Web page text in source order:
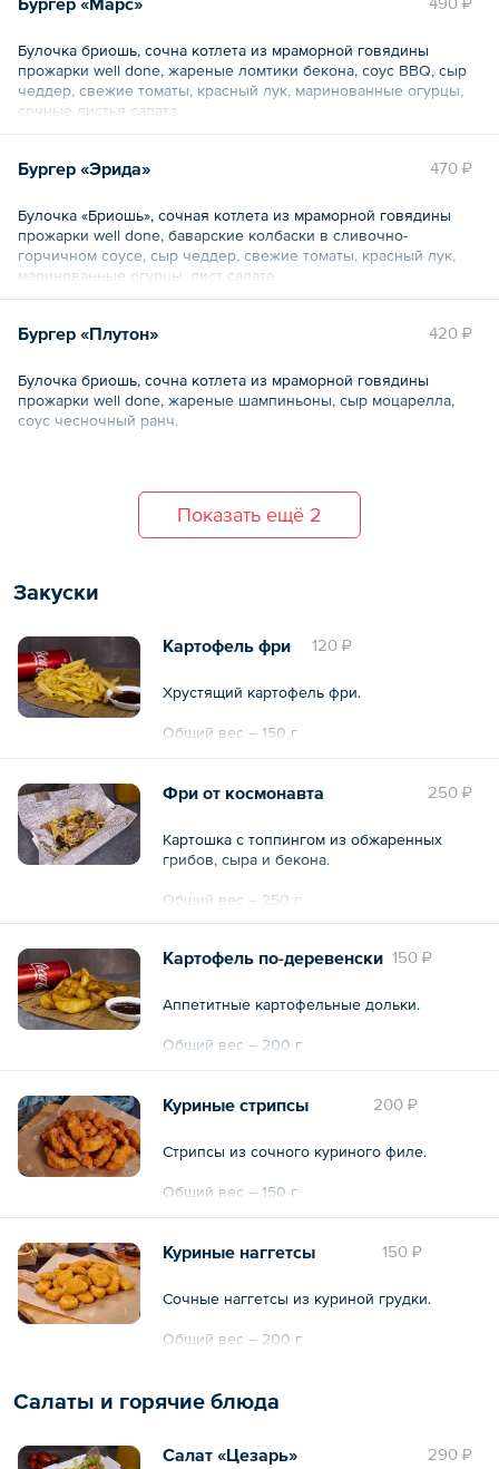
Булочка бриошь, сочна котлета из мраморной говядины
прожарки well done, жареные ломтики бекона, соус BBQ, сыр
чеддер, свежие томаты, красный лук, маринованные огурцы,
сочные листья салата.
470 ₽
Бургер «Эрида»
Булочка «Бриошь», cочная котлета из мраморной говядины
прожарки well done, баварские колбаски в сливочно-
горчичном соусе, сыр чеддер, свежие томаты, красный лук,
маринованные огурцы, лист салата
420 ₽
Бургер «Плутон»
Булочка бриошь, сочна котлета из мраморной говядины
прожарки well done, жареные шампиньоны, сыр моцарелла,
соус чесночный ранч.
Показать ещё 2
Закуски
120 ₽
Картофель фри
Хрустящий картофель фри.
Общий вес – 150 г
250 ₽
Фри от космонавта
Картошка с топпингом из обжаренных
грибов, сыра и бекона.
Общий вес – 250 г
150 ₽
Картофель по-деревенски
Аппетитные картофельные дольки.
Общий вес – 200 г
200 ₽
Куриные стрипсы
Стрипсы из сочного куриного филе.
Общий вес – 150 г
150 ₽
Куриные наггетсы
Сочные наггетсы из куриной грудки.
Общий вес – 200 г
Салаты и горячие блюда
290 ₽
Салат «Цезарь»